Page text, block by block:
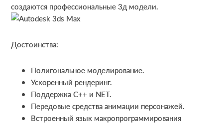
создаются профессиональные 3д модели.
Достоинства:
Полигональное моделирование.
Ускоренный рендеринг.
Поддержка С++ и NET.
Передовые средства анимации персонажей.
Встроенный язык макропрограммирования